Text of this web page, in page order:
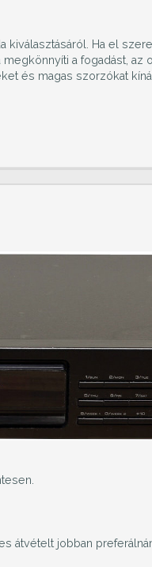
kiválasztásáról. Ha el
a fogadást, az
és magas szorzókat
átvételt jobban